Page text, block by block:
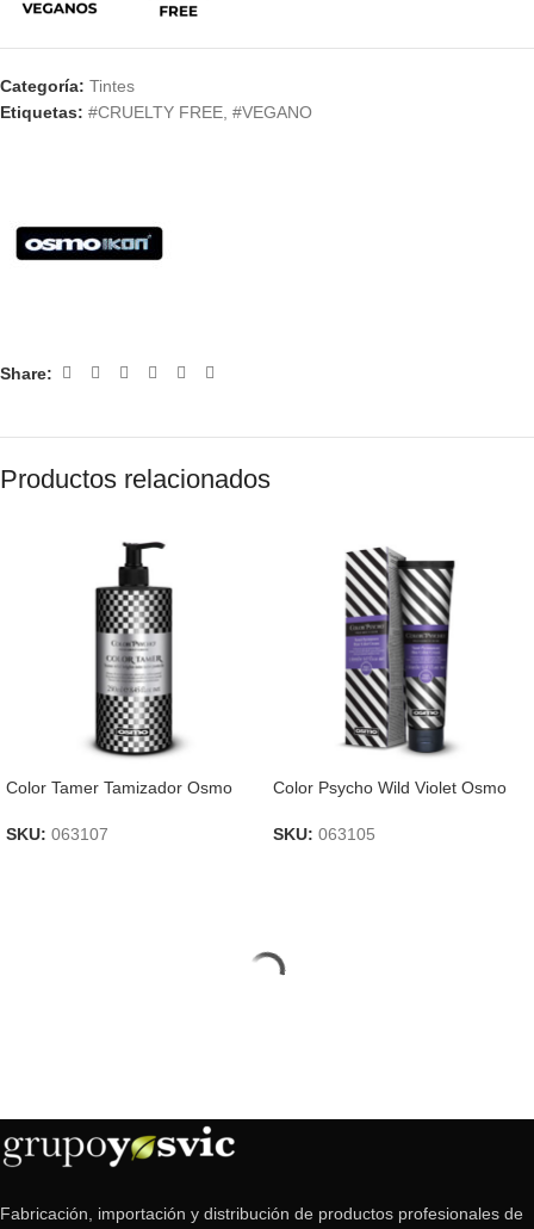
Categoría: Tintes
Etiquetas: #CRUELTY FREE #VEGANO
Share:
Productos relacionados
Color Tamer Tamizador Osmo
SKU: 063107
Color Psycho Wild Violet Osmo
SKU: 063105
Fabricación, importación y distribución de productos profesionales de